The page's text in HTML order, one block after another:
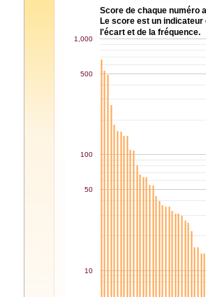
Score de chaque numéro
Le score est un indicateur
l'écart et de la fréquence.
10
50
100
500
1,000